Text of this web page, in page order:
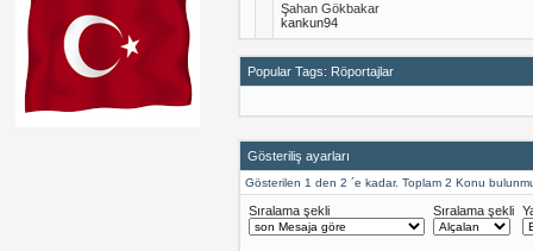
Şahan Gökbakar
kankun94
Popular Tags: Röportajlar
Gösteriliş ayarları
Gösterilen 1 den 2 ´e kadar. Toplam 2 Konu
Sıralama şekli Sıralama şekli